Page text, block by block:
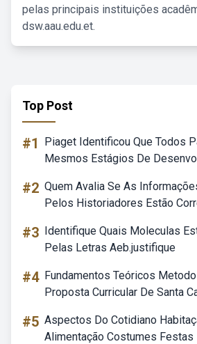
pelas principais instituições
dsw.aau.edu.et.
Top Post
#1
Piaget Identificou Que Todos
Mesmos Estágios De
#2 Quem Avalia Se As
Pelos Historiadores Estão
#3 Identifique Quais Moleculas
Pelas Letras Aeb.justifique
#4 Fundamentos Teóricos
Proposta Curricular De Santa
#5 Aspectos Do Cotidiano
Alimentação Costumes Festas